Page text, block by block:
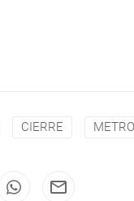
CIERRE